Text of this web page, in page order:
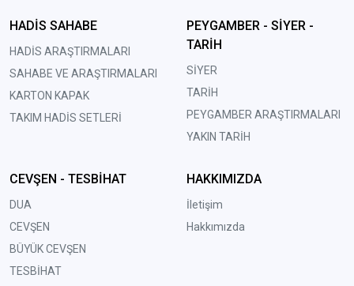
HADİS SAHABE
HADİS ARAŞTIRMALARI
SAHABE VE ARAŞTIRMALARI
KARTON KAPAK
TAKIM HADİS SETLERİ
PEYGAMBER - SİYER -
TARİH
SİYER
TARİH
PEYGAMBER ARAŞTIRMALARI
YAKIN TARİH
CEVŞEN - TESBİHAT
DUA
CEVŞEN
BÜYÜK CEVŞEN
TESBİHAT
HAKKIMIZDA
İletişim
Hakkımızda